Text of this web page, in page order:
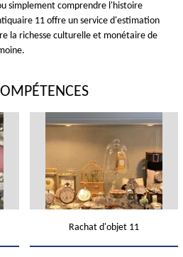
simplement comprendre l'histoire
11 offre un service d'estimation
la richesse culturelle et monétaire de
Rachat d'objet 11